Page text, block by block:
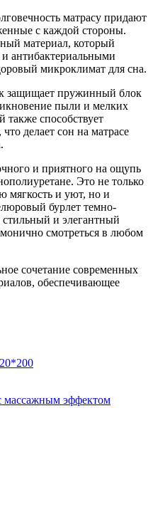
матрасу придают
с каждой стороны.
материал, который
антибактериальными
микроклимат для сна.
защищает пружинный блок
пыли и мелких
также способствует
делает сон на матрасе
и приятного на ощупь
Это не только
мягкость и уют, но и
бурлет темно-
стильный и элегантный
смотреться в любом
сочетание современных
обеспечивающее
массажным эффектом